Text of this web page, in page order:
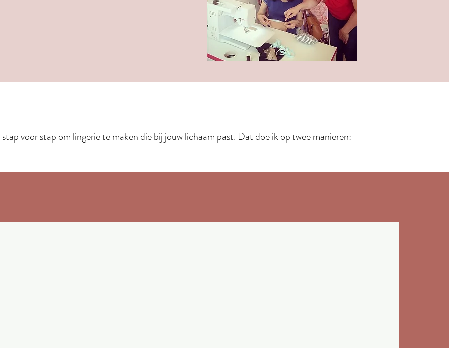
voor stap om lingerie te maken die bij jouw lichaam past. Dat doe ik op twee manieren: